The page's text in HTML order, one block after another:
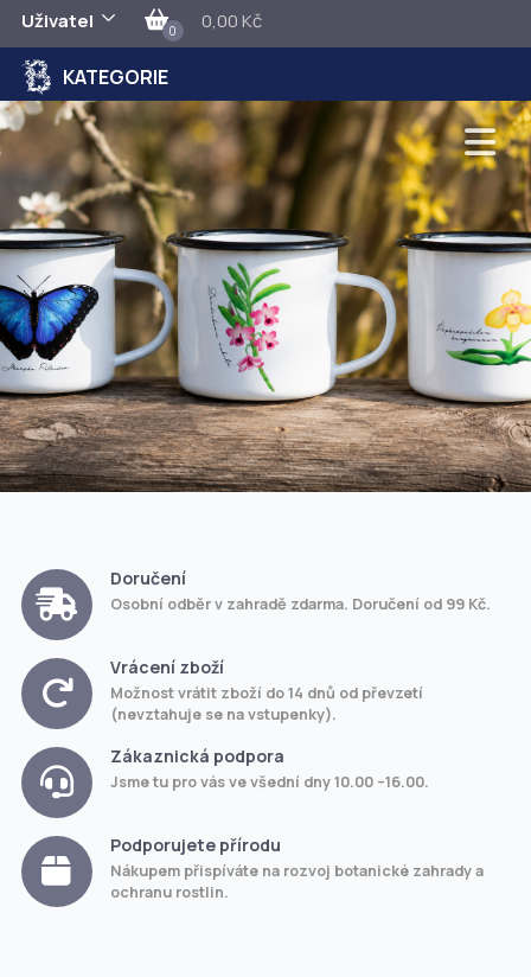
Uživatel 0 0,00 Kč
KATEGORIE
Doručení
Osobní odběr v zahradě zdarma. Doručení od 99 Kč.
Vrácení zboží
Možnost vrátit zboží do 14 dnů od převzetí
(nevztahuje se na vstupenky).
Zákaznická podpora
Jsme tu pro vás ve všední dny 10.00 –16.00.
Podporujete přírodu
Nákupem přispíváte na rozvoj botanické zahrady a
ochranu rostlin.